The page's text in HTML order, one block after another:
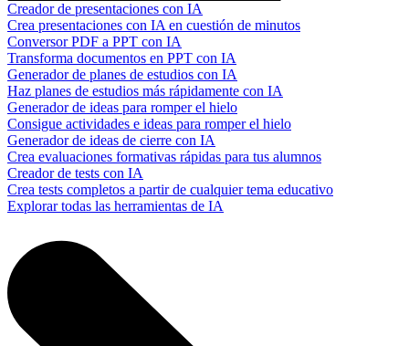
Creador de presentaciones con IA
Crea presentaciones con IA en cuestión de minutos
Conversor PDF a PPT con IA
Transforma documentos en PPT con IA
Generador de planes de estudios con IA
Haz planes de estudios más rápidamente con IA
Generador de ideas para romper el hielo
Consigue actividades e ideas para romper el hielo
Generador de ideas de cierre con IA
Crea evaluaciones formativas rápidas para tus alumnos
Creador de tests con IA
Crea tests completos a partir de cualquier tema educativo
Explorar todas las herramientas de IA